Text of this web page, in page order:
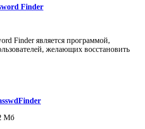
Finder
Finder является программой,
желающих восстановить
Мб